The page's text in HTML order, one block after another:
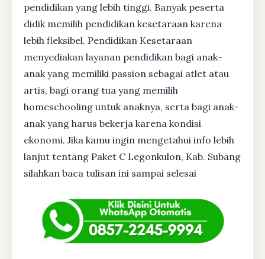
pendidikan yang lebih tinggi. Banyak peserta
didik memilih pendidikan kesetaraan karena
lebih fleksibel. Pendidikan Kesetaraan
menyediakan layanan pendidikan bagi anak-
anak yang memiliki passion sebagai atlet atau
artis, bagi orang tua yang memilih
homeschooling untuk anaknya, serta bagi anak-
anak yang harus bekerja karena kondisi
ekonomi. Jika kamu ingin mengetahui info lebih
lanjut tentang Paket C Legonkulon, Kab. Subang
silahkan baca tulisan ini sampai selesai